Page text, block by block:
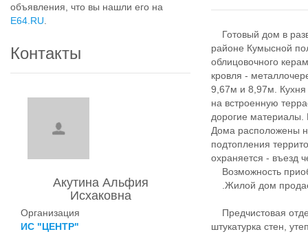
объявления, что вы нашли его на
E64.RU
Контакты
Акутина Альфия
Исхаковна
Организация
ИС "ЦЕНТР"
Готовый дом в
районе Кумысной
облицовочного
кровля -
9,67м и 8,97м. Кухня
на встроенную
дорогие материалы.
Дома расположены
подтопления
охраняется - въезд
Возможность
.Жилой дом
Предчистовая
штукатурка стен,